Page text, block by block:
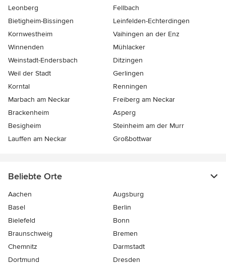
Leonberg
Fellbach
Bietigheim-Bissingen
Leinfelden-Echterdingen
Kornwestheim
Vaihingen an der Enz
Winnenden
Mühlacker
Weinstadt-Endersbach
Ditzingen
Weil der Stadt
Gerlingen
Korntal
Renningen
Marbach am Neckar
Freiberg am Neckar
Brackenheim
Asperg
Besigheim
Steinheim am der Murr
Lauffen am Neckar
Großbottwar
Beliebte Orte
Aachen
Augsburg
Basel
Berlin
Bielefeld
Bonn
Braunschweig
Bremen
Chemnitz
Darmstadt
Dortmund
Dresden